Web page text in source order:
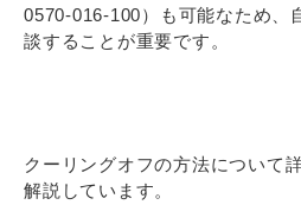
0570-016-100）も可能なため、
談することが重要です。
クーリングオフの方法について
解説しています。